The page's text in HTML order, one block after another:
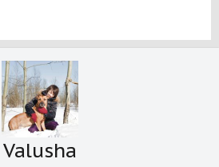
Valusha